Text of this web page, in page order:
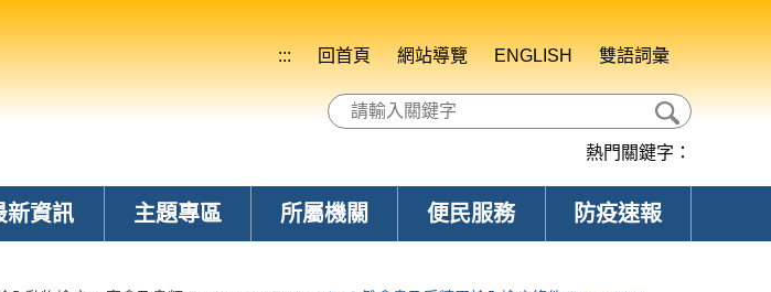
::: 回首頁 網站導覽 ENGLISH 雙語詞彙
熱門關鍵字：
新資訊 主題專區 所屬機關 便民服務 防疫速報